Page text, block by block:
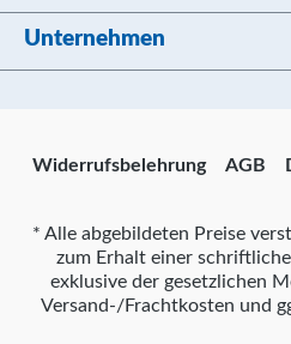
Unternehmen
Widerrufsbelehrung AGB
* Alle abgebildeten Preise
zum Erhalt einer
exklusive der gesetzlichen
Versand-/Frachtkosten und